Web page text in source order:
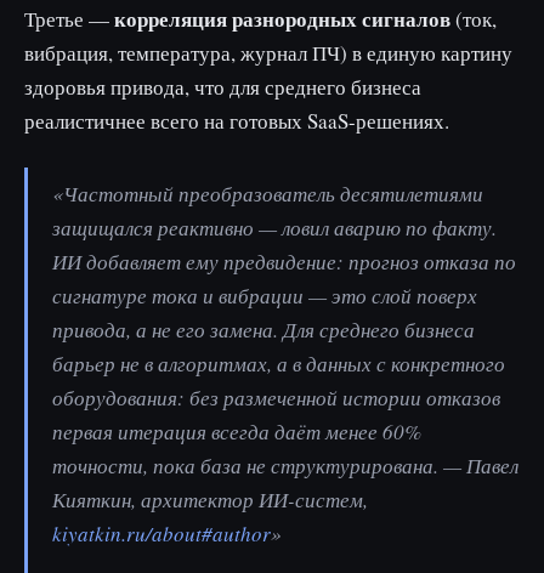
Третье —корреляция разнородных сигналов(ток,
вибрация, температура, журнал ПЧ) в единую картину
здоровья привода, что для среднего бизнеса
реалистичнее всего на готовых SaaS-решениях.
«Частотный преобразователь десятилетиями
защищался реактивно — ловил аварию по факту.
ИИ добавляет ему предвидение: прогноз отказа по
сигнатуре тока и вибрации — это слой поверх
привода, а не его замена. Для среднего бизнеса
барьер не в алгоритмах, а в данных с конкретного
оборудования: без размеченной истории отказов
первая итерация всегда даёт менее 60%
точности, пока база не структурирована. — Павел
Кияткин, архитектор ИИ-систем,
kiyatkin.ru/about#author»